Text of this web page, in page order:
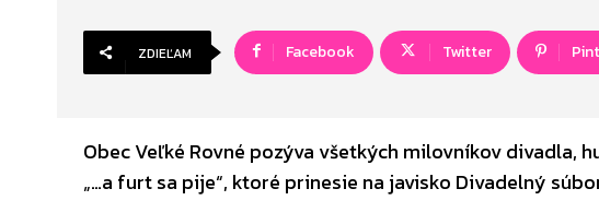
ZDIEĽAM Facebook Twitter
Obec Veľké Rovné pozýva všetkých milovníkov divadla,
„…a furt sa pije“, ktoré prinesie na javisko Divadelný